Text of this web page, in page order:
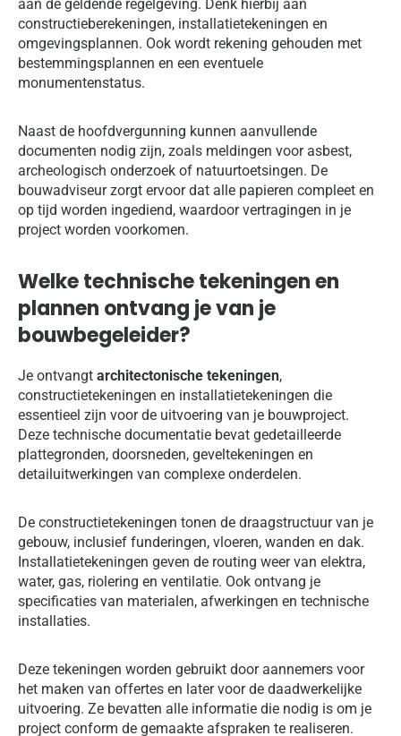
aan de geldende regelgeving. Denk hierbij aan
constructieberekeningen, installatietekeningen en
omgevingsplannen. Ook wordt rekening gehouden met
bestemmingsplannen en een eventuele
monumentenstatus.
Naast de hoofdvergunning kunnen aanvullende
documenten nodig zijn, zoals meldingen voor asbest,
archeologisch onderzoek of natuurtoetsingen. De
bouwadviseur zorgt ervoor dat alle papieren compleet en
op tijd worden ingediend, waardoor vertragingen in je
project worden voorkomen.
Welke technische tekeningen en
plannen ontvang je van je
bouwbegeleider?
Je ontvangt architectonische tekeningen,
constructietekeningen en installatietekeningen die
essentieel zijn voor de uitvoering van je bouwproject.
Deze technische documentatie bevat gedetailleerde
plattegronden, doorsneden, geveltekeningen en
detailuitwerkingen van complexe onderdelen.
De constructietekeningen tonen de draagstructuur van je
gebouw, inclusief funderingen, vloeren, wanden en dak.
Installatietekeningen geven de routing weer van elektra,
water, gas, riolering en ventilatie. Ook ontvang je
specificaties van materialen, afwerkingen en technische
installaties.
Deze tekeningen worden gebruikt door aannemers voor
het maken van offertes en later voor de daadwerkelijke
uitvoering. Ze bevatten alle informatie die nodig is om je
project conform de gemaakte afspraken te realiseren.